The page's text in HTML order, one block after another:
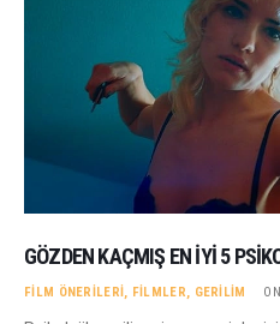
GÖZDEN KAÇMIŞ EN İYI 5
FILM ÖNERILERI, FILMLER, GERILIM